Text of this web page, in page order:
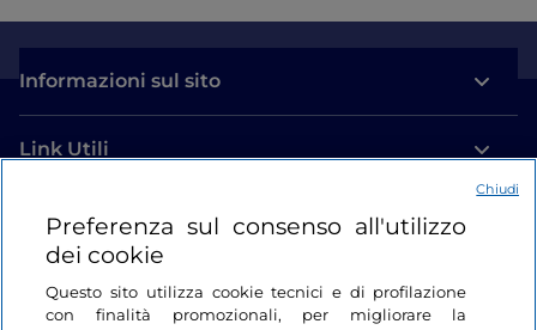
Informazioni sul sito
Link Utili
Login
Restiamo in contatto
Preferenza sul consenso all'utilizzo
dei cookie
Questo sito utilizza cookie tecnici e di profilazione
con finalità promozionali, per migliorare la
Chiudi